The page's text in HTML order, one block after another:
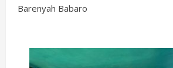
Barenyah Babaro